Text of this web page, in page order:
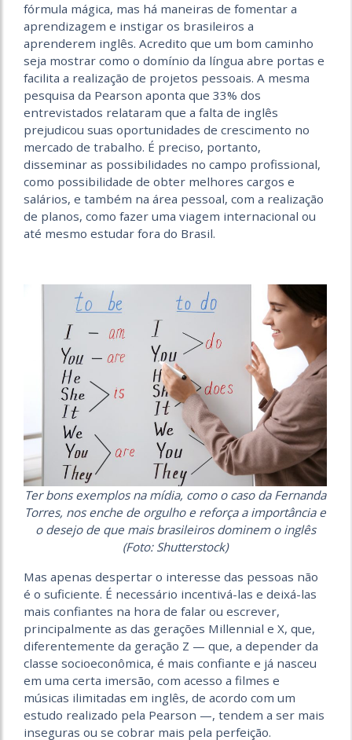
fórmula mágica, mas há maneiras de fomentar a
aprendizagem e instigar os brasileiros a
aprenderem inglês. Acredito que um bom caminho
seja mostrar como o domínio da língua abre portas e
facilita a realização de projetos pessoais. A mesma
pesquisa da Pearson aponta que 33% dos
entrevistados relataram que a falta de inglês
prejudicou suas oportunidades de crescimento no
mercado de trabalho. É preciso, portanto,
disseminar as possibilidades no campo profissional,
como possibilidade de obter melhores cargos e
salários, e também na área pessoal, com a realização
de planos, como fazer uma viagem internacional ou
até mesmo estudar fora do Brasil.
Ter bons exemplos na mídia, como o caso da Fernanda
Torres, nos enche de orgulho e reforça a importância e
o desejo de que mais brasileiros dominem o inglês
(Foto: Shutterstock)
Mas apenas despertar o interesse das pessoas não
é o suficiente. É necessário incentivá-las e deixá-las
mais confiantes na hora de falar ou escrever,
principalmente as das gerações Millennial e X, que,
diferentemente da geração Z — que, a depender da
classe socioeconômica, é mais confiante e já nasceu
em uma certa imersão, com acesso a filmes e
músicas ilimitadas em inglês, de acordo com um
estudo realizado pela Pearson —, tendem a ser mais
inseguras ou se cobrar mais pela perfeição.